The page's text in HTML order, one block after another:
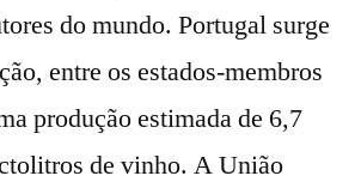
do mundo. Portugal surge
entre os estados-membros
produção estimada de 6,7
de vinho. A União